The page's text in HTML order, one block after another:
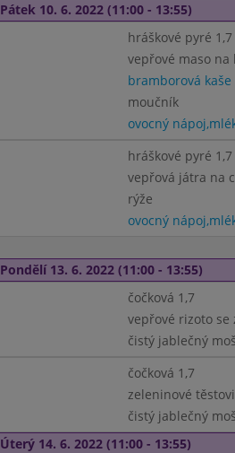
Pátek 10. 6. 2022 (11:00 - 13:55)
hráškové pyré 1,7
vepřové maso na
bramborová kaše
moučník
ovocný
hráškové pyré 1,7
vepřová játra na
rýže
ovocný
Pondělí 13. 6. 2022 (11:00 - 13:55)
čočková 1,7
vepřové rizoto se
čistý jablečný
čočková 1,7
zeleninové
čistý jablečný
Úterý 14. 6. 2022 (11:00 - 13:55)